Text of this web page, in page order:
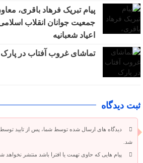
پیام تبریک فرهاد باقری،
جمعیت جوانان انقلاب
اعیاد شعبانیه
تماشای غروب آفتاب در
ثبت دیدگاه
دیدگاه های ارسال شده توسط شما، پس از تایید
شد.
پیام هایی که حاوی تهمت یا افترا باشد منتشر نخواهد